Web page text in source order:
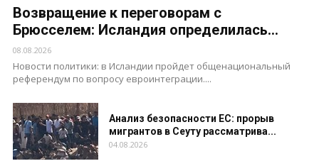
Возвращение к переговорам с
Брюсселем: Исландия определилась...
08.08.2026
Новости политики: в Исландии пройдет общенациональный
референдум по вопросу евроинтеграции....
Анализ безопасности ЕС: прорыв
мигрантов в Сеуту рассматрива...
04.08.2026